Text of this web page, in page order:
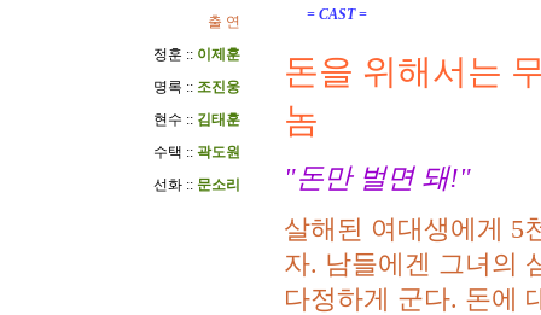
출 연
정훈 :: 이제훈
명록 :: 조진웅
현수 :: 김태훈
수택 :: 곽도원
선화 :: 문소리
= CAST =
돈을 위해서는
놈
"돈만 벌면 돼!"
살해된 여대생에게 5
자. 남들에겐 그녀의
다정하게 군다. 돈에